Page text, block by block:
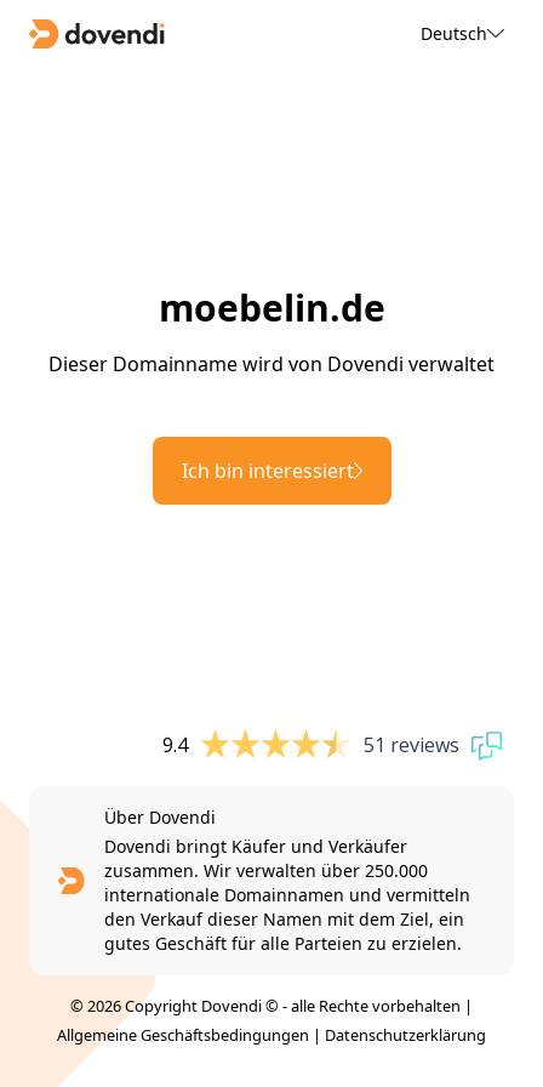
Deutsch
moebelin.de
Dieser Domainname wird von Dovendi verwaltet
Ich bin interessiert
9.4 51 reviews
Über Dovendi
Dovendi bringt Käufer und Verkäufer
zusammen. Wir verwalten über 250.000
internationale Domainnamen und vermitteln
den Verkauf dieser Namen mit dem Ziel, ein
gutes Geschäft für alle Parteien zu erzielen.
© 2026 Copyright Dovendi © - alle Rechte vorbehalten |
Allgemeine Geschäftsbedingungen | Datenschutzerklärung